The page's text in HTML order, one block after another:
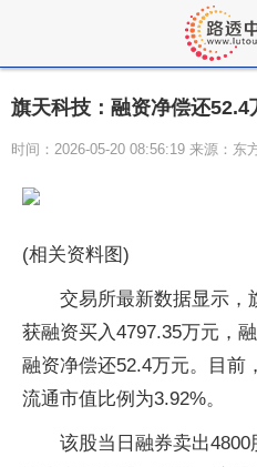
旗天科技：融资净偿还
时间：2026-05-20 08:56:19 来源：东
(相关资料图)
交易所最新数据显示，
获融资买入4797.35万元，
融资净偿还52.4万元。目前
流通市值比例为3.92%。
该股当日融券卖出